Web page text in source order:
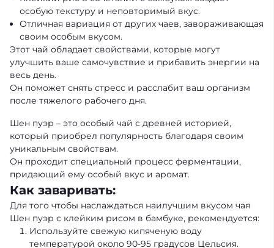
особую текстуру и неповторимый вкус.
Отличная вариация от других чаев, завораживающая
своим особым вкусом.
Этот чай обладает свойствами, которые могут
улучшить ваше самочувствие и прибавить энергии на
весь день.
Он поможет снять стресс и расслабит ваш организм
после тяжелого рабочего дня.
Шен пуэр – это особый чай с древней историей,
который приобрел популярность благодаря своим
уникальным свойствам.
Он проходит специальный процесс ферментации,
придающий ему особый вкус и аромат.
Как заваривать:
Для того чтобы наслаждаться наилучшим вкусом чая
Шен пуэр с клейким рисом в бамбуке, рекомендуется:
Используйте свежую кипяченую воду
температурой около 90-95 градусов Цельсия.